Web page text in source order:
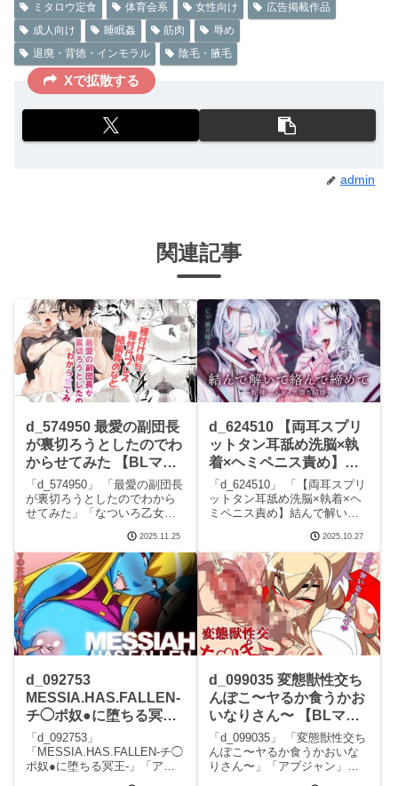
ミタロウ定食
体育会系 女性向け
広告掲載作品
成人向け
睡眠姦 筋肉
辱め
退廃・背徳・インモラル
陰毛・腋毛
Xで拡散する
admin
関連記事
d_574950 最愛の副団長
が裏切ろうとしたのでわ
からせてみた 【BLマン
ガ無料フル】なついろ乙
女
「d_574950」 「最愛の副団長
が裏切ろうとしたのでわから
せてみた」「なついろ乙女」
クルなついろ乙女のエロマン
ガです。 続きを読むd_574950
最愛の副団長が裏切ろうとし
たのでわからせてみたの見ど
ころシ
2025.11.25
d_624510 【両耳スプリ
ットタン耳舐め洗脳×執
着×ヘミペニス責め】結
んで解いて絡んで締め
て〜蛇神二人とメス堕ち
結婚〜【KU100】 【BL
マンガ無料フル】斉藤し
おん
「d_624510」 「【両耳スプリ
ットタン耳舐め洗脳×執着×ヘ
ミペニス責め】結んで解いて
ス堕ち結婚〜【KU100】」
「斉藤しおん」この記事はPR
を含みます サークル斉藤しお
んのエロマンガです。 続きを
読むd_62
2025.10.27
d_092753
MESSIA.HAS.FALLEN-
チ◯ポ奴●に堕ちる冥王-
【BLマンガ無料フル】
アブジャン
「d_092753」
「MESSIA.HAS.FALLEN-チ◯
ポ奴●に堕ちる冥王-」「アブ
d_099035 変態獣性交ち
んぽこ〜ヤるか食うかお
いなりさん〜 【BLマン
ガ無料フル】アブジャン
「d_099035」 「変態獣性交ち
んぽこ〜ヤるか食うかおいな
りさん〜」「アブジャン」こ